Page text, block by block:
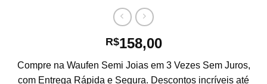
R$158,00
Compre na Waufen Semi Joias em 3 Vezes Sem Juros,
com Entrega Rápida e Segura. Descontos incríveis até